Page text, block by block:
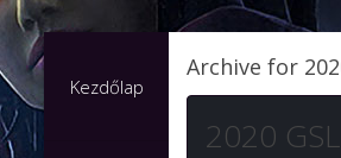
Kezdőlap
Archive for
2020